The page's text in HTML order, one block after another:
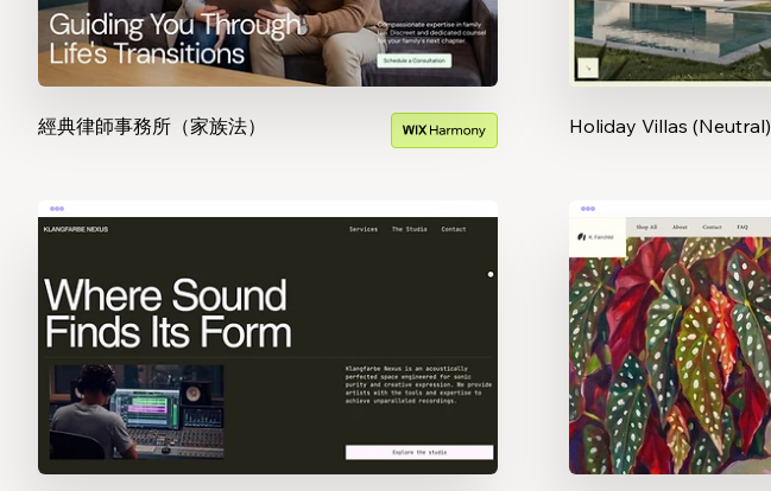
經典律師事務所（家族法） Holiday Villas (Neutral)